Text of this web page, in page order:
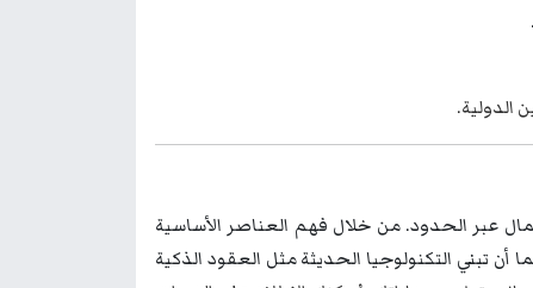
الدولية.
عبر الحدود. من خلال فهم العناصر الأساسية
تبني التكنولوجيا الحديثة مثل العقود الذكية